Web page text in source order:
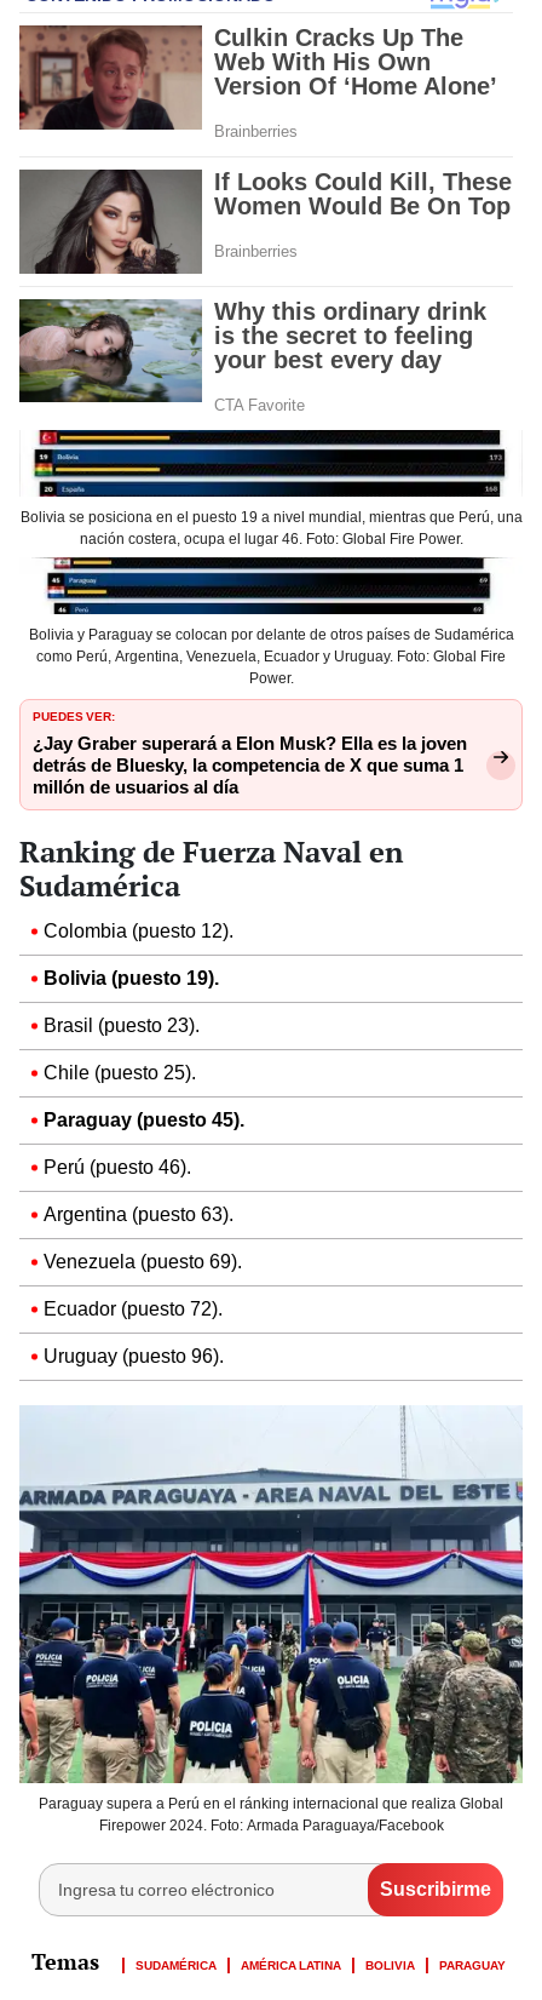
Bolivia se posiciona en el puesto 19 a nivel mundial, mientras que Perú, una
nación costera, ocupa el lugar 46. Foto: Global Fire Power.
Bolivia y Paraguay se colocan por delante de otros países de Sudamérica
como Perú, Argentina, Venezuela, Ecuador y Uruguay. Foto: Global Fire
Power.
PUEDES VER:
¿Jay Graber superará a Elon Musk? Ella es la joven
detrás de Bluesky, la competencia de X que suma 1
millón de usuarios al día
Ranking de Fuerza Naval en
Sudamérica
Colombia (puesto 12).
Bolivia (puesto 19).
Brasil (puesto 23).
Chile (puesto 25).
Paraguay (puesto 45).
Perú (puesto 46).
Argentina (puesto 63).
Venezuela (puesto 69).
Ecuador (puesto 72).
Uruguay (puesto 96).
Paraguay supera a Perú en el ránking internacional que realiza Global
Firepower 2024. Foto: Armada Paraguaya/Facebook
SUDAMÉRICA AMÉRICA LATINA BOLIVIA PARAGUAY